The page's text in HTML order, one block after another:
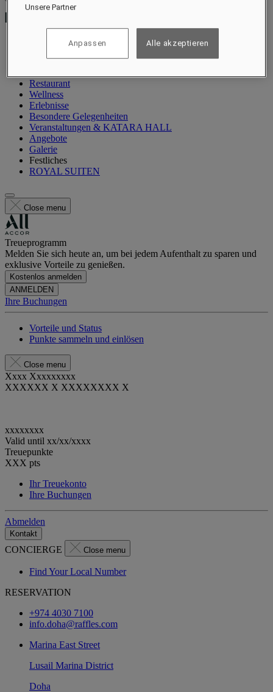
Information
Restaurant
Wellness
Erlebnisse
Besondere Gelegenheiten
Veranstaltungen & KATARA HALL
Angebote
Galerie
Festliches
ROYAL SUITEN
Close menu
Treueprogramm
Melden Sie sich heute an, um bei jedem Aufenthalt zu sparen und
exklusive Vorteile zu genießen.
Kostenlos anmelden
ANMELDEN
Ihre Buchungen
Vorteile und Status
Punkte sammeln und einlösen
Close menu
Xxxx Xxxxxxxxx
XXXXXX X XXXXXXXX X
xxxxxxxx
Valid until xx/xx/xxxx
Treuepunkte
XXX pts
Ihr Treuekonto
Ihre Buchungen
Abmelden
Kontakt
CONCIERGE Close menu
Find Your Local Number
RESERVATION
+974 4030 7100
info.doha@raffles.com
Marina East Street
Lusail Marina District
Doha
Unsere Partner
Anpassen Alle akzeptieren